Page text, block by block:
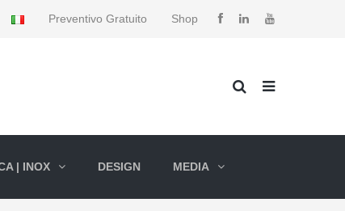
Preventivo Gratuito Shop
| INOX DESIGN MEDIA